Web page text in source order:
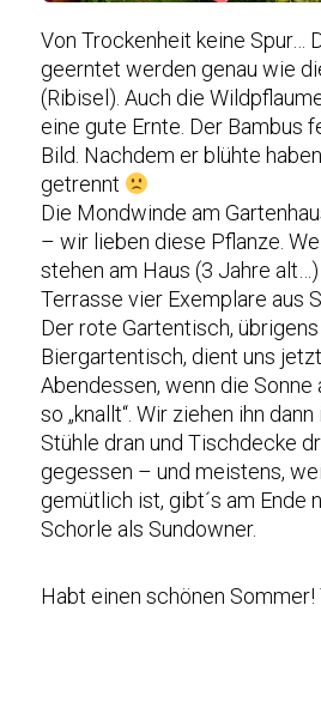
Von Trockenheit keine Spur…
geerntet werden genau wie
(Ribisel). Auch die
eine gute Ernte. Der Bambus
Bild. Nachdem er blühte
getrennt
Die Mondwinde am
– wir lieben diese Pflanze.
stehen am Haus (3 Jahre
Terrasse vier Exemplare aus
Der rote Gartentisch,
Biergartentisch, dient uns
Abendessen, wenn die
so „knallt“. Wir ziehen ihn
Stühle dran und Tischdecke
gegessen – und meistens,
gemütlich ist, gibt´s am Ende
Schorle als Sundowner.
Habt einen schönen Sommer!